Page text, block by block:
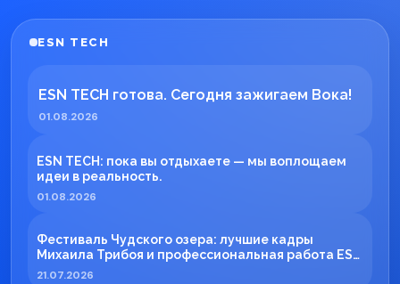
ESN TECH
ESN TECH готова. Сегодня зажигаем Вока!
01.08.2026
ESN TECH: пока вы отдыхаете — мы воплощаем
идеи в реальность.
01.08.2026
Фестиваль Чудского озера: лучшие кадры
Михаила Трибоя и профессиональная работа ESN
TECH
21.07.2026